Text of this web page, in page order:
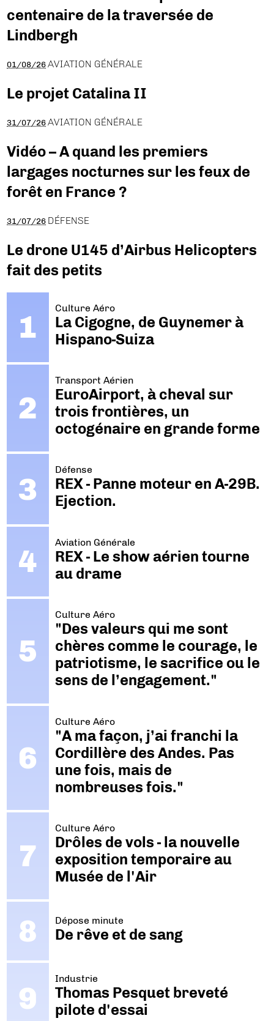
centenaire de la traversée de
Lindbergh
01/08/26 AVIATION GÉNÉRALE
Le projet Catalina II
31/07/26 AVIATION GÉNÉRALE
Vidéo – A quand les premiers
largages nocturnes sur les feux de
forêt en France ?
31/07/26 DÉFENSE
Le drone U145 d’Airbus Helicopters
fait des petits
Culture Aéro
La Cigogne, de Guynemer à
Hispano-Suiza
Transport Aérien
EuroAirport, à cheval sur
trois frontières, un
octogénaire en grande forme
Défense
REX - Panne moteur en A-29B.
Ejection.
Aviation Générale
REX - Le show aérien tourne
au drame
Culture Aéro
"Des valeurs qui me sont
chères comme le courage, le
patriotisme, le sacrifice ou le
sens de l’engagement."
Culture Aéro
"A ma façon, j’ai franchi la
Cordillère des Andes. Pas
une fois, mais de
nombreuses fois."
Culture Aéro
Drôles de vols - la nouvelle
exposition temporaire au
Musée de l'Air
Dépose minute
De rêve et de sang
Industrie
Thomas Pesquet breveté
pilote d'essai